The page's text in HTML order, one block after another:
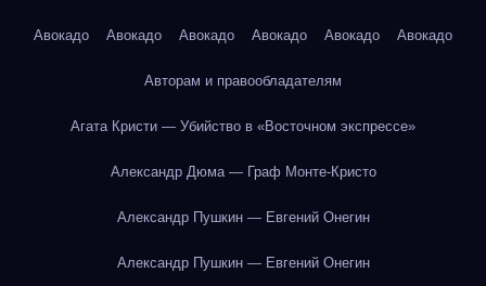
Авокадо Авокадо Авокадо Авокадо Авокадо Авокадо
Авторам и правообладателям
Агата Кристи — Убийство в «Восточном экспрессе»
Александр Дюма — Граф Монте-Кристо
Александр Пушкин — Евгений Онегин
Александр Пушкин — Евгений Онегин